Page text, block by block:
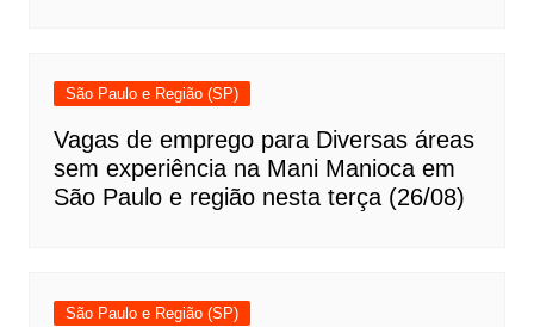
São Paulo e Região (SP)
Vagas de emprego para Diversas áreas
sem experiência na Mani Manioca em
São Paulo e região nesta terça (26/08)
São Paulo e Região (SP)